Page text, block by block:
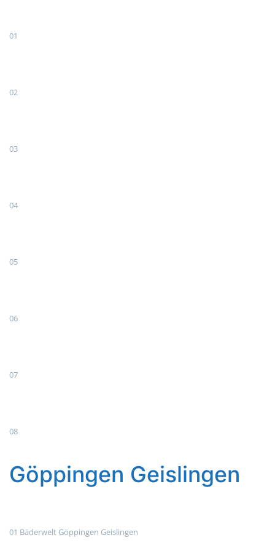
01
02
03
04
05
06
07
08
Göppingen Geislingen
01 Bäderwelt Göppingen Geislingen